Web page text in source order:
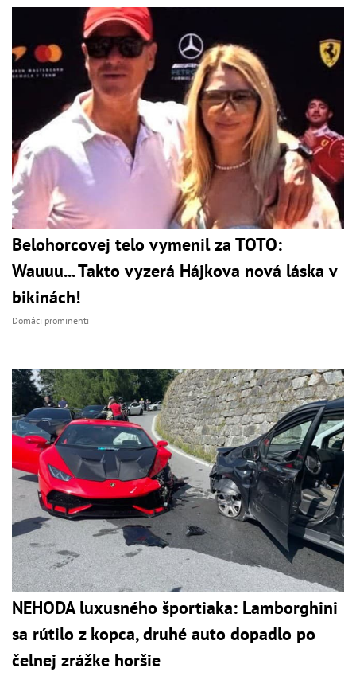
Belohorcovej telo vymenil za TOTO:
Wauuu... Takto vyzerá Hájkova nová láska v
bikinách!
Domáci prominenti
NEHODA luxusného športiaka: Lamborghini
sa rútilo z kopca, druhé auto dopadlo po
čelnej zrážke horšie